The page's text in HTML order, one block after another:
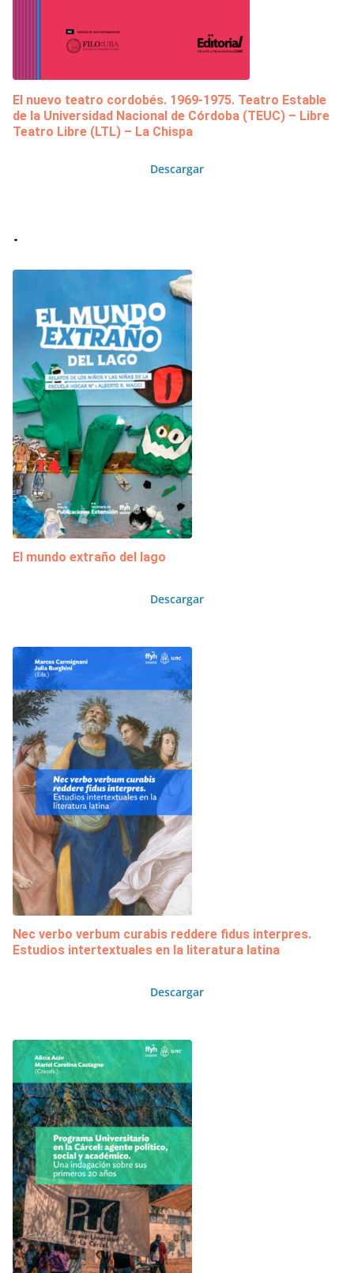
El nuevo teatro cordobés. 1969-1975. Teatro Estable
de la Universidad Nacional de Córdoba (TEUC) – Libre
Teatro Libre (LTL) – La Chispa
Descargar
.
El mundo extraño del lago
Descargar
Nec verbo verbum curabis reddere fidus interpres.
Estudios intertextuales en la literatura latina
Descargar